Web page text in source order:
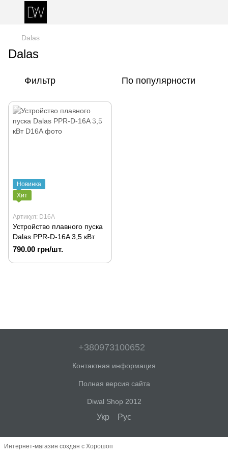
Dalas
Dalas
Фильтр По популярности
Новинка
Хит
Артикул: D16A
Устройство плавного пуска
Dalas PPR-D-16A 3,5 кВт
790.00 грн/шт.
+380973100652
Контактная информация
Полная версия сайта
Diwal Shop 2012
Укр Рус
Интернет-магазин создан с Хорошоп